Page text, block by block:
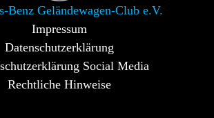
Benz Geländewagen-Club e.V.
Impressum
Datenschutzerklärung
Social Media
Rechtliche Hinweise